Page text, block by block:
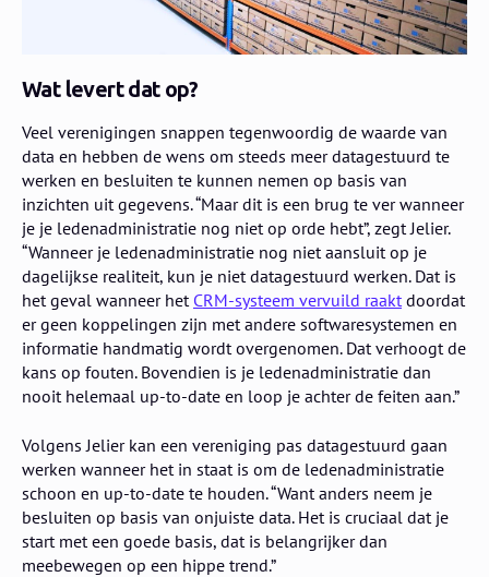
Wat levert dat op?
Veel verenigingen snappen tegenwoordig de waarde van
data en hebben de wens om steeds meer datagestuurd te
werken en besluiten te kunnen nemen op basis van
inzichten uit gegevens. “Maar dit is een brug te ver wanneer
je je ledenadministratie nog niet op orde hebt”, zegt Jelier.
“Wanneer je ledenadministratie nog niet aansluit op je
dagelijkse realiteit, kun je niet datagestuurd werken. Dat is
het geval wanneer het CRM-systeem vervuild raaktdoordat
er geen koppelingen zijn met andere softwaresystemen en
informatie handmatig wordt overgenomen. Dat verhoogt de
kans op fouten. Bovendien is je ledenadministratie dan
nooit helemaal up-to-date en loop je achter de feiten aan.”
Volgens Jelier kan een vereniging pas datagestuurd gaan
werken wanneer het in staat is om de ledenadministratie
schoon en up-to-date te houden. “Want anders neem je
besluiten op basis van onjuiste data. Het is cruciaal dat je
start met een goede basis, dat is belangrijker dan
meebewegen op een hippe trend.”